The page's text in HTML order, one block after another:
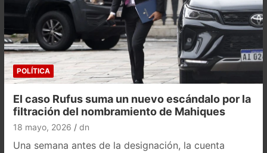
POLÍTICA
El caso Rufus suma un nuevo escándalo por la
filtración del nombramiento de Mahiques
18 mayo, 2026 dn
Una semana antes de la designación, la cuenta